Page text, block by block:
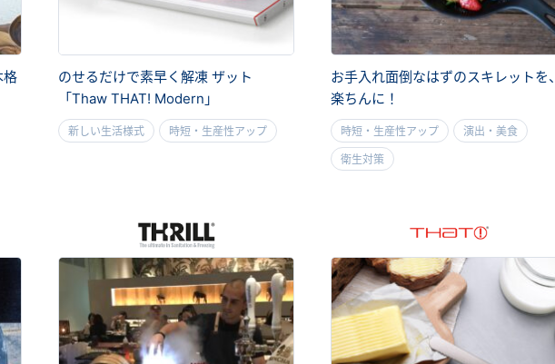
格
のせるだけで素早く解凍 ザット
「Thaw THAT! Modern」
新しい生活様式 時短・生産性アップ
お手入れ面倒なはずのスキレットを、
楽ちんに！
時短・生産性アップ 演出・美食
衛生対策